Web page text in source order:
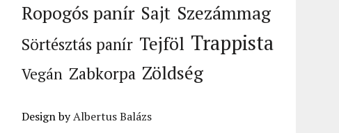
Ropogós panír Sajt Szezámmag
Sörtésztás panír Tejföl Trappista
Vegán Zabkorpa Zöldség
Design byAlbertus Balázs